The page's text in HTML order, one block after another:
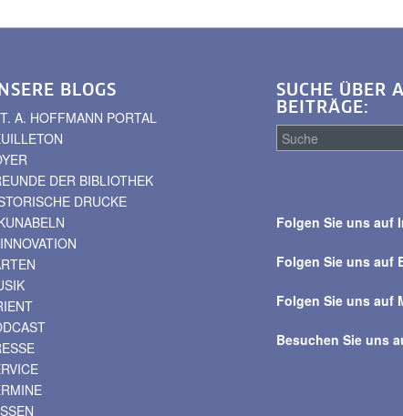
BLOGS
A. HOFFMANN PORTAL
DER BIBLIOTHEK
DRUCKE
SUCHE ÜBER
BEITRÄGE:
alle
Folgen Sie uns auf
Folgen Sie uns auf
Folgen Sie uns auf
Besuchen Sie uns